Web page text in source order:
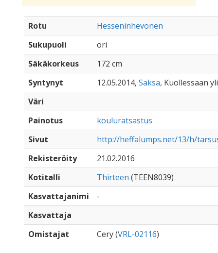
Rotu
Hesseninhevonen
Sukupuoli
ori
Säkäkorkeus
172 cm
Syntynyt
12.05.2014, Saksa, Kuollessaan
Väri
Painotus
kouluratsastus
Sivut
http://heffalumps.net/13/h/
Rekisteröity
21.02.2016
Kotitalli
Thirteen (TEEN8039)
Kasvattajanimi
-
Kasvattaja
Omistajat
Cery (VRL-02116)